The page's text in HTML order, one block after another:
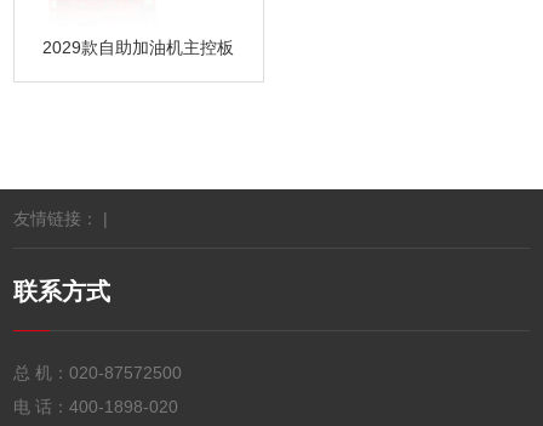
2029款自助加油机主控板
友情链接： |
联系方式
总 机：020-87572500
电 话：400-1898-020